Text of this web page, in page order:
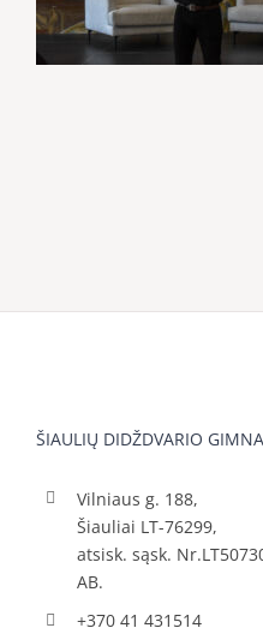
ŠIAULIŲ DIDŽDVARIO
Vilniaus g. 188,
Šiauliai LT-76299,
atsisk. sąsk.
AB.
+370 41 431514